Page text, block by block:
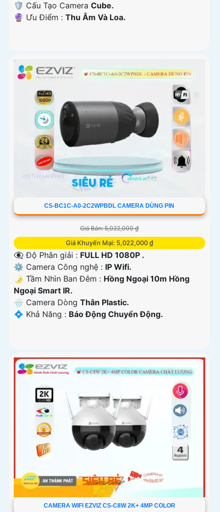
🛡 Cấu Tạo Camera Cube.
️🔮 Ưu Điểm : Thu Âm Và Loa.
CS-BC1C-A0-2C2WPBDL CAMERA DÙNG PIN
Giá Bán: 5,022,000 ₫
Giá Khuyến Mại: 5,022,000 ₫
👁️‍🗨 Độ Phân giải : FULL HD 1080P .
⚙ Camera Công nghệ : IP Wifi.
🌛 Tầm Nhìn Ban Đêm : Hồng Ngoại 10m Hồng
Ngoại Smart IR.
🌧️ Camera Dòng Thân Plastic.
️💠 Khả Năng : Báo Động Chuyển Động.
CAMERA WIFI EZVIZ CS-C8W 2K+ 4MP COLOR